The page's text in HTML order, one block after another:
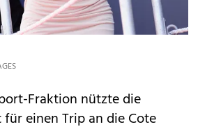
Fraktion nützte die
einen Trip an die Cote